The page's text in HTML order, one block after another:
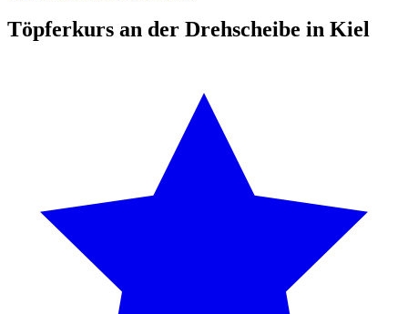
Töpferkurs an der Drehscheibe in Kiel